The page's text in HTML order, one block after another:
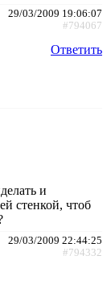
29/03/2009 19:06:07
#794067
Ответить
и
стенкой, чтоб
29/03/2009 22:44:25
#794332